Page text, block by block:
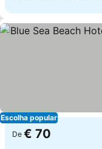
Escolha popular
De € 70